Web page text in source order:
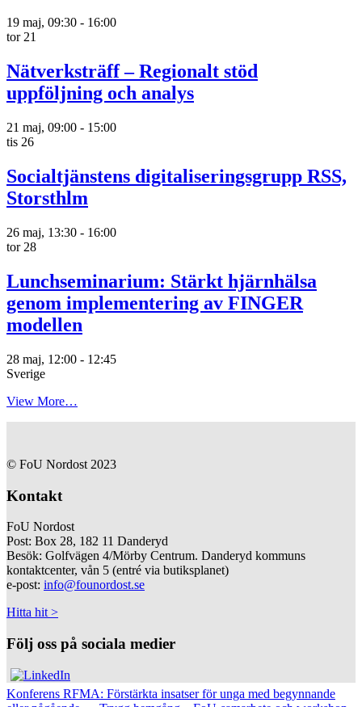
19 maj, 09:30 - 16:00
tor21
Nätverksträff – Regionalt stöd
uppföljning och analys
21 maj, 09:00 - 15:00
tis 26
Socialtjänstens digitaliseringsgrupp RSS,
Storsthlm
26 maj, 13:30 - 16:00
tor 28
Lunchseminarium: Stärkt hjärnhälsa
genom implementering av FINGER
modellen
28 maj, 12:00 - 12:45
Sverige
View More…
© FoU Nordost 2023
Kontakt
FoU Nordost
Post: Box 28, 182 11 Danderyd
Besök: Golfvägen 4/Mörby Centrum. Danderyd kommuns
kontaktcenter, vån 5 (entré via butiksplanet)
e-post: info@founordost.se
Hitta hit >
Följ oss på sociala medier
Konferens RFMA: Förstärkta insatser för unga med begynnande